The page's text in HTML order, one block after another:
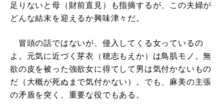
足りないと母（財前直見）も指摘するが、この夫婦が
どんな結末を迎えるか興味津々だ。
冒頭の話ではないが、侵入してくる女っているの
よ。元気に近づく芽衣（穂志もえか）は鳥肌モノ。無
欲の皮を被った強欲女に得てして男は気付かないもの
だ（大概が死ぬまで気付かない）。でも、麻美の主張
の矛盾を突く、重要な役でもある。